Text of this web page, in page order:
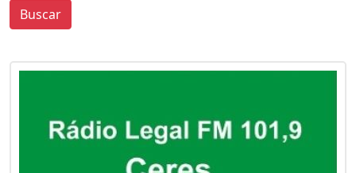
Buscar